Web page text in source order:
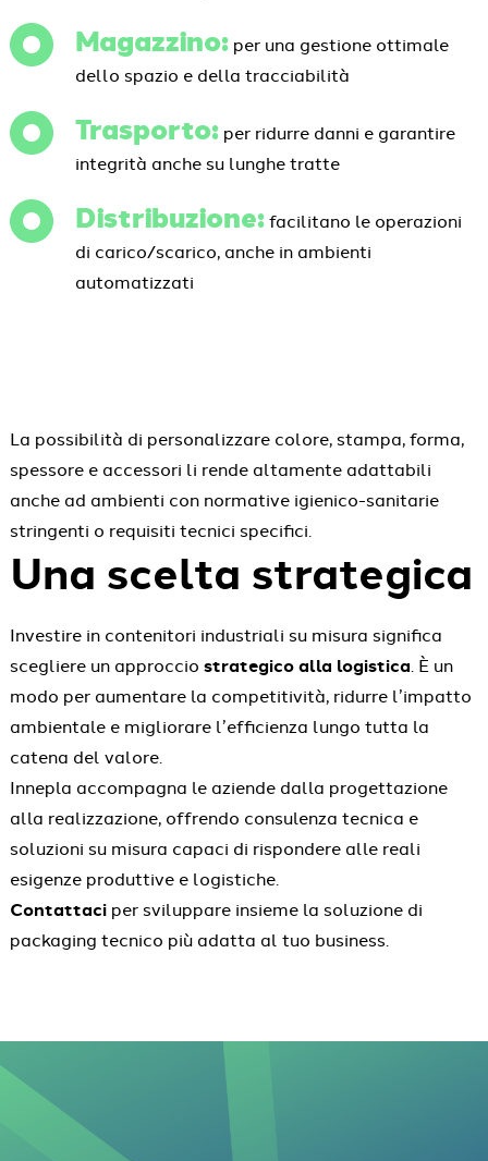
Magazzino:per una gestione ottimale
dello spazio e della tracciabilità
Trasporto:per ridurre danni e garantire
integrità anche su lunghe tratte
Distribuzione:facilitano le operazioni
di carico/scarico, anche in ambienti
automatizzati
La possibilità di personalizzare colore, stampa, forma,
spessore e accessori li rende altamente adattabili
anche ad ambienti con normative igienico-sanitarie
stringenti o requisiti tecnici specifici.
Una scelta strategica
Investire in contenitori industriali su misura significa
scegliere un approccio strategico alla logistica . È un
modo per aumentare la competitività, ridurre l’impatto
ambientale e migliorare l’efficienza lungo tutta la
catena del valore.
Innepla accompagna le aziende dalla progettazione
alla realizzazione, offrendo consulenza tecnica e
soluzioni su misura capaci di rispondere alle reali
esigenze produttive e logistiche.
Contattaciper sviluppare insieme la soluzione di
packaging tecnico più adatta al tuo business.